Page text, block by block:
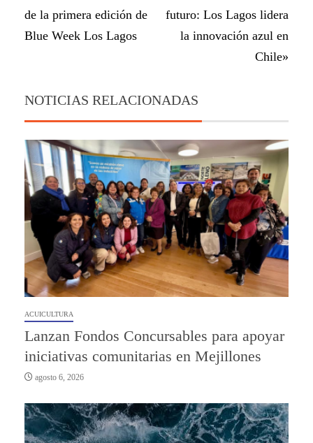
de la primera edición de
Blue Week Los Lagos
futuro: Los Lagos lidera
la innovación azul en
Chile»
NOTICIAS RELACIONADAS
ACUICULTURA
Lanzan Fondos Concursables para apoyar
iniciativas comunitarias en Mejillones
agosto 6, 2026